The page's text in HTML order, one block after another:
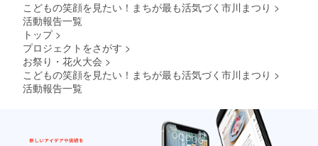
こどもの笑顔を見たい！まちが最も活気づく市川まつり >
活動報告一覧
トップ >
プロジェクトをさがす >
お祭り・花火大会 >
こどもの笑顔を見たい！まちが最も活気づく市川まつり >
活動報告一覧